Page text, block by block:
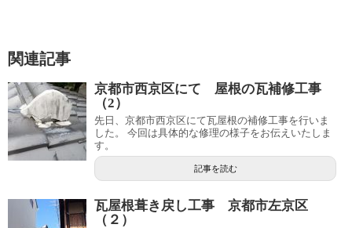
関連記事
京都市西京区にて 屋根の瓦補修工事
（2）
先日、京都市西京区にて瓦屋根の補修工事を行いま
した。 今回は具体的な修理の様子をお伝えいたしま
す。
記事を読む
瓦屋根葺き戻し工事 京都市左京区
（２）